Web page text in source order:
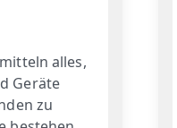
alles,
Geräte
zu